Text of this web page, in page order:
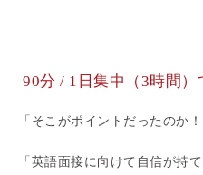
90分 / 1日集中（3時間）
「そこがポイントだったのか！
「英語面接に向けて自信が持て